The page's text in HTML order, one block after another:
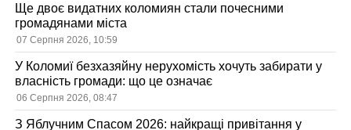
Ще двоє видатних коломиян стали почесними
громадянами міста
07 Серпня 2026, 10:59
У Коломиї безхазяйну нерухомість хочуть забирати у
власність громади: що це означає
06 Серпня 2026, 08:47
З Яблучним Спасом 2026: найкращі привітання у